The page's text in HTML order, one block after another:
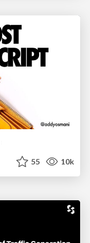
55 10k